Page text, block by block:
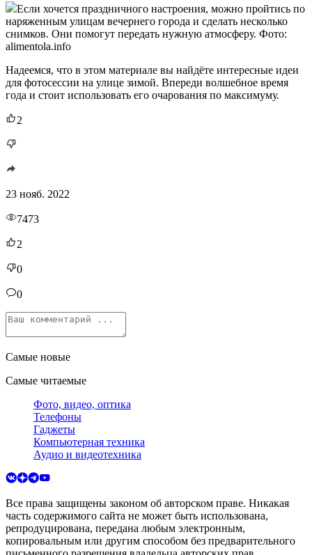
Если хочется праздничного настроения, можно пройтись по
наряженным улицам вечернего города и сделать несколько
снимков. Они помогут передать нужную атмосферу. Фото:
alimentola.info
Надеемся, что в этом материале вы найдёте интересные идеи
для фотосессии на улице зимой. Впереди волшебное время
года и стоит использовать его очарования по максимуму.
2
23 нояб. 2022
7473
2
0
0
Самые новые
Самые читаемые
Фото, видео, оптика
Телефоны
Гаджеты
Компьютерная техника
Аудио и видеотехника
Все права защищены законом об авторском праве. Никакая
часть содержимого сайта не может быть использована,
репродуцирована, передана любым электронным,
копировальным или другим способом без предварительного